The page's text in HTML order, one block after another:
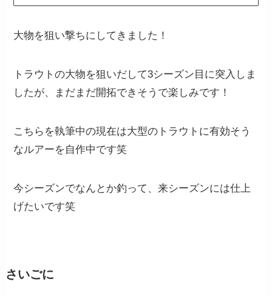
大物を狙い撃ちにしてきました！
トラウトの大物を狙いだして3シーズン目に突入しま
したが、まだまだ開拓できそうで楽しみです！
こちらを執筆中の現在は大型のトラウトに有効そう
なルアーを自作中です笑
今シーズンでなんとか釣って、来シーズンには仕上
げたいです笑
さいごに